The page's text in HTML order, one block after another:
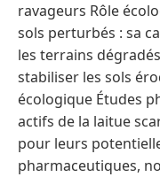
ravageurs Rôle
sols perturbés : sa
les terrains
stabiliser les sols
écologique Études
actifs de la laitue
pour leurs
pharmaceutiques,